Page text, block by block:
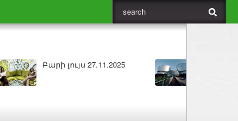
ԼՈՒՐԵՐ 25.11.2025